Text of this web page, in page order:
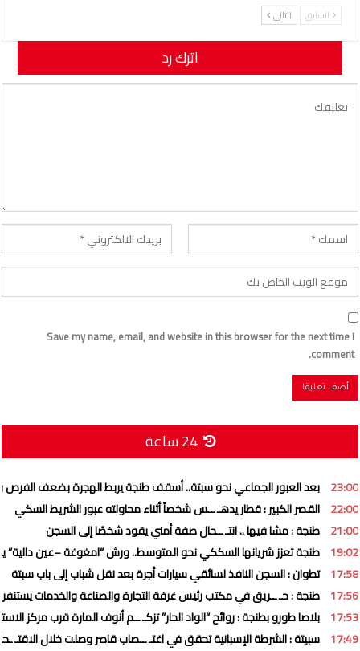
السابق التالي
اترك رد
لن يتم نشر عنوان بريدك الإلكتروني.
Save my name, email, and website in this browser for the next time I
comment.
24 ساعة
23:00 بعد العبور الجماعي نحو سبتة.. أسقف طنجة يربط الهجرة بضعف الفرص
22:00 القصر الكبير : قطار يدهـ ــس شخصاً أثناء محاولته عبور الشريط السكي
21:00 طنجة : مشا فيها .. انتـ ــحال صفة أمني يقود شخصًا إلى السجن
19:02 طنجة تعزز شريانها السككي نحو المتوسط.. ورش “امغوغة –عين دالية”
17:58 تطوان : السجن النافذ لسائقي سيارات أجرة بعد نقل شباب إلى باب سبتة
17:56 طنجة : حـ ــريق في مكتب رئيس غرفة التجارة والصناعة والخدمات
17:53 بلاصا طورو بطنجة : روائح “الواد الحار” تزكـ ــم أنوف المارة قرب مركز
17:49 سبيتة : الشرطة الإسبانية تحقق في اغتـ ــصاب قاصر وصلت خلال الاقتـ